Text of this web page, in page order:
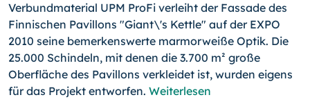
Verbundmaterial UPM ProFi verleiht der Fassade des
Finnischen Pavillons "Giant\'s Kettle" auf der EXPO
2010 seine bemerkenswerte marmorweiße Optik. Die
25.000 Schindeln, mit denen die 3.700 m² große
Oberfläche des Pavillons verkleidet ist, wurden eigens
für das Projekt entworfen. Weiterlesen